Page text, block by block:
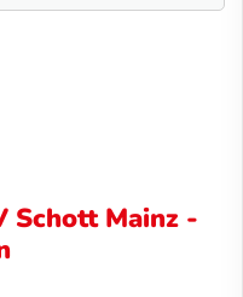
Schott Mainz -